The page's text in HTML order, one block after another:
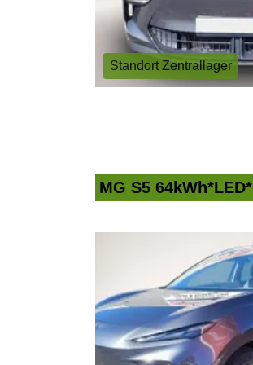
Standort Zentrallager
MG S5